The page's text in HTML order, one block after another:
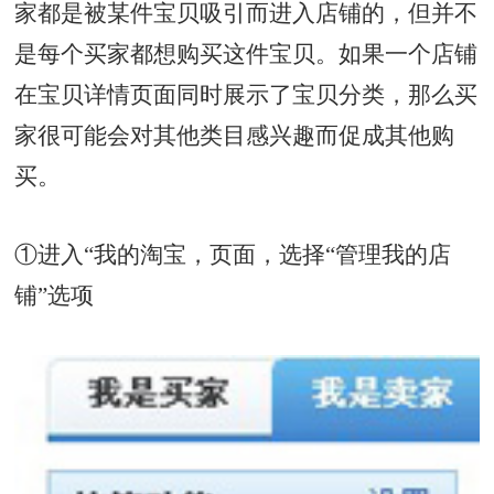
家都是被某件宝贝吸引而进入店铺的，但并不
是每个买家都想购买这件宝贝。如果一个店铺
在宝贝详情页面同时展示了宝贝分类，那么买
家很可能会对其他类目感兴趣而促成其他购
买。
①进入“我的淘宝，页面，选择“管理我的店
铺”选项